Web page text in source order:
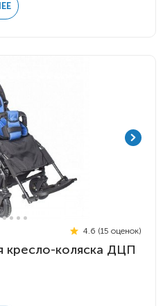
4.6 (15 оценок)
кресло-коляска ДЦП